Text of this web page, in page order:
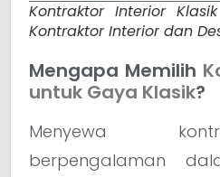
Kontraktor Interior
Kontraktor Interior dan
Mengapa Memilih
untuk Gaya Klasik?
Menyewa
berpengalaman